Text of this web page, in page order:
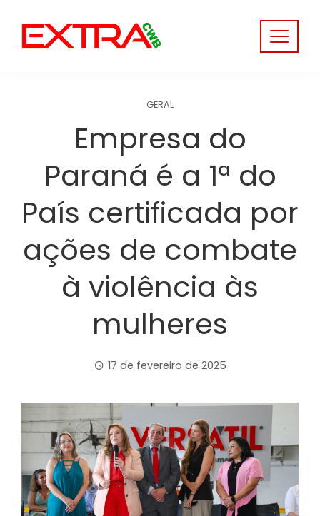
content
GERAL
Empresa do
Paraná é a 1ª do
País certificada por
ações de combate
à violência às
mulheres
17 de fevereiro de 2025